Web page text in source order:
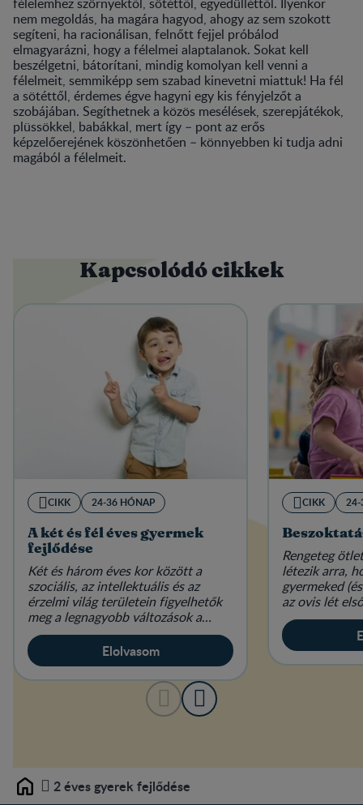
nem megoldás, ha magára hagyod, ahogy az sem szokott
segíteni, ha racionálisan, felnőtt fejjel próbálod
elmagyarázni, hogy a félelmei alaptalanok. Sokat kell
beszélgetni, bátorítani, mindig komolyan kell venni a
félelmeit, semmiképp sem szabad kinevetni miattuk! Ha fél
a sötéttől, érdemes égve hagyni egy kis fényjelzőt a
szobájában. Segíthetnek a közös mesélések, szerepjátékok,
plüssökkel, babákkal, mert így – pont az erős
képzelőerejének köszönhetően – könnyebben ki tudja adni
magából a félelmeit.
Kapcsolódó cikkek
CIKK 24-36 HÓNAP
A két és fél éves gyermek
fejlődése
Két és három éves kor között a
szociális, az intellektuális és az
érzelmi világ területein figyelhetők
meg a legnagyobb változások a
gyerekeknél.
Elolvasom
CIKK 24-
Rengeteg
létezik arra,
gyermeked
az ovis lét
Home 2 éves gyerek fejlődése